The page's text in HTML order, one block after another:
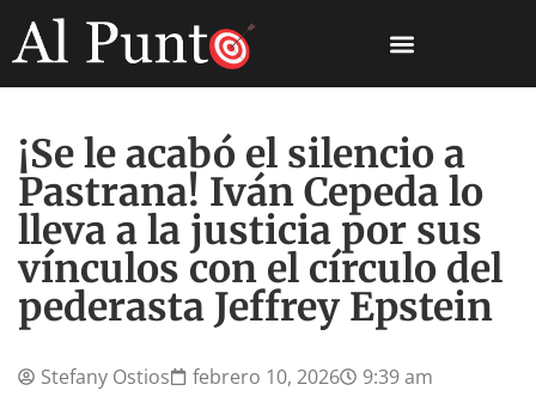
¡Se le acabó el silencio a
Pastrana! Iván Cepeda lo
lleva a la justicia por sus
vínculos con el círculo del
pederasta Jeffrey Epstein
Stefany Ostios febrero 10, 2026
9:39 am